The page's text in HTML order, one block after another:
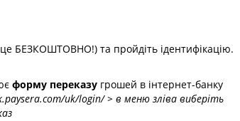
БЕЗКОШТОВНО!) та пройдіть ідентифікацію.
форму переказу грошей в інтернет-банку
uk/login/ > в меню зліва виберіть